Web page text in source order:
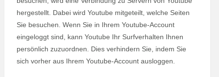
hergestellt. Dabei wird Youtube mitgeteilt, welche Seiten
Sie besuchen. Wenn Sie in Ihrem Youtube-Account
eingeloggt sind, kann Youtube Ihr Surfverhalten Ihnen
persönlich zuzuordnen. Dies verhindern Sie, indem Sie
sich vorher aus Ihrem Youtube-Account ausloggen.